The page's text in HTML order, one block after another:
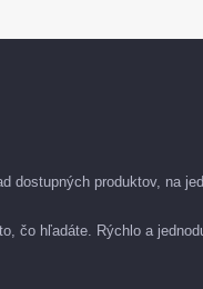
dostupných produktov, na
čo hľadáte. Rýchlo a